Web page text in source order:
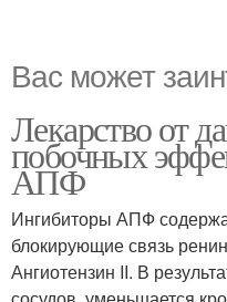
Вас может
Лекарство от
побочных
АПФ
Ингибиторы АПФ
блокирующие связь
Ангиотензин II. В